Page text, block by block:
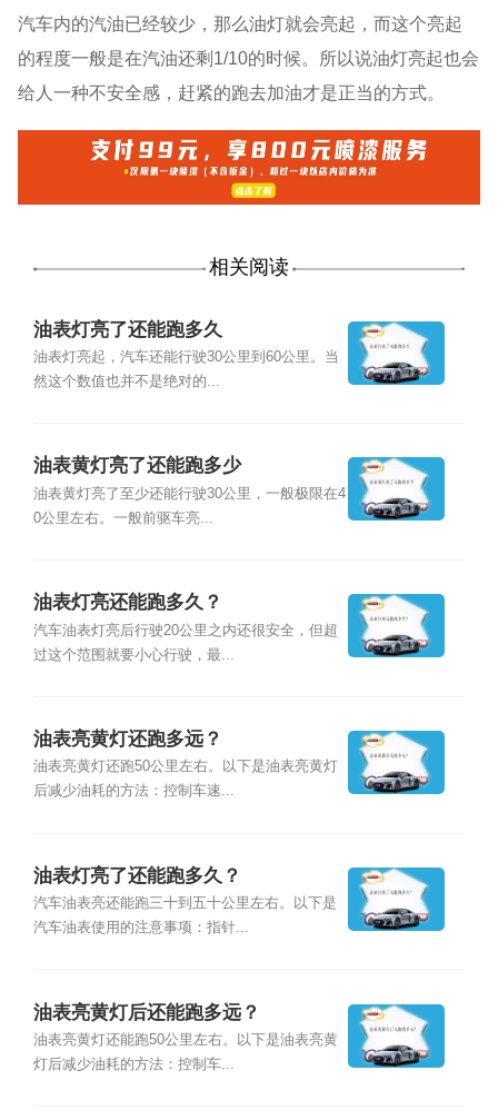
汽车内的汽油已经较少，那么油灯就会亮起，而这个亮起
的程度一般是在汽油还剩1/10的时候。所以说油灯亮起也会
给人一种不安全感，赶紧的跑去加油才是正当的方式。
相关阅读
油表灯亮了还能跑多久
油表灯亮起，汽车还能行驶30公里到60公里。当
然这个数值也并不是绝对的...
油表黄灯亮了还能跑多少
油表黄灯亮了至少还能行驶30公里，一般极限在4
0公里左右。一般前驱车亮...
油表灯亮还能跑多久？
汽车油表灯亮后行驶20公里之内还很安全，但超
过这个范围就要小心行驶，最...
油表亮黄灯还跑多远？
油表亮黄灯还跑50公里左右。以下是油表亮黄灯
后减少油耗的方法：控制车速...
油表灯亮了还能跑多久？
汽车油表亮还能跑三十到五十公里左右。以下是
汽车油表使用的注意事项：指针...
油表亮黄灯后还能跑多远？
油表亮黄灯还能跑50公里左右。以下是油表亮黄
灯后减少油耗的方法：控制车...